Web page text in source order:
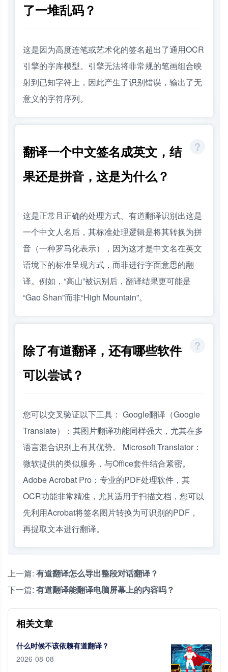
了一堆乱码？
这是因为高度连笔或艺术化的签名超出了通用OCR
引擎的字库模型。引擎无法将非常规的笔画组合映
射到已知字符上，因此产生了识别错误，输出了无
意义的字符序列。
翻译一个中文签名成英文，结
果还是拼音，这是为什么？
这是正常且正确的处理方式。有道翻译识别出这是
一个中文人名后，其标准处理逻辑是将其转换为拼
音（一种罗马化表示），因为这才是中文名在英文
语境下的标准呈现方式，而非进行字面意思的翻
译。例如，“高山”被识别后，翻译结果更可能是
“Gao Shan”而非“High Mountain”。
除了有道翻译，还有哪些软件
可以尝试？
您可以交叉验证以下工具： Google翻译（Google
Translate）：其图片翻译功能同样强大，尤其在多
语言混合识别上有其优势。 Microsoft Translator：
微软提供的类似服务，与Office套件结合紧密。
Adobe Acrobat Pro：专业的PDF处理软件，其
OCR功能非常精准，尤其适用于扫描文档，您可以
先利用Acrobat将签名图片转换为可识别的PDF，
再提取文本进行翻译。
上一篇: 有道翻译怎么导出整段对话翻译？
下一篇: 有道翻译能翻译电脑屏幕上的内容吗？
相关文章
什么时候不该依赖有道翻译？
2026-08-08